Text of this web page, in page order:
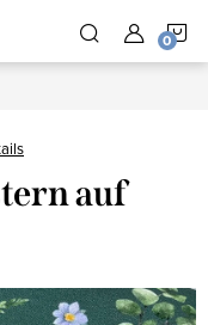
auf